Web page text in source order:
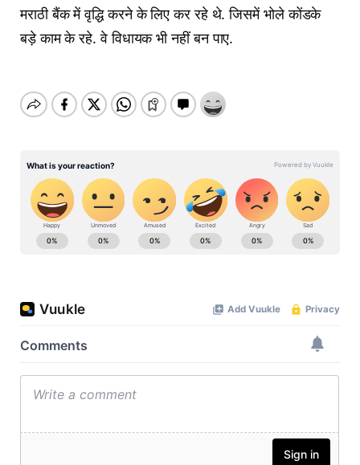
मराठी बैंक में वृद्धि करने के लिए कर रहे थे. जिसमें भोले कोंडके
बड़े काम के रहे. वे विधायक भी नहीं बन पाए.